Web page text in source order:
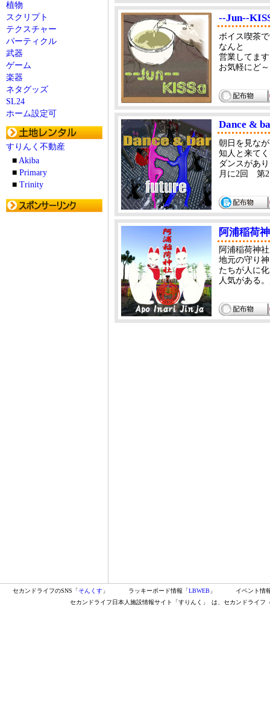
植物
スクリプト
テクスチャー
パーティクル
武器
ゲーム
楽器
ネタグッズ
SL24
ホーム設定可
すりんく不動産
■ Akiba
■ Primary
■ Trinity
--Jun--
ボイス喫茶
なんと
営業してます
お気軽にど
Dance &
朝日を見な
知人と来て
ダンスがあ
月に2回 第2
阿浦稲荷
阿浦稲荷神
地元の守り
たちが人に
人気がある
セカンドライフのSNS「そんくす 」 ラッキーボード情報「LBWEB 」
イベント情
セカンドライフ日本人施設情報サイト「すりんく」
は、セカンドライフ